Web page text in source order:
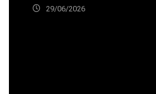
29/06/2026